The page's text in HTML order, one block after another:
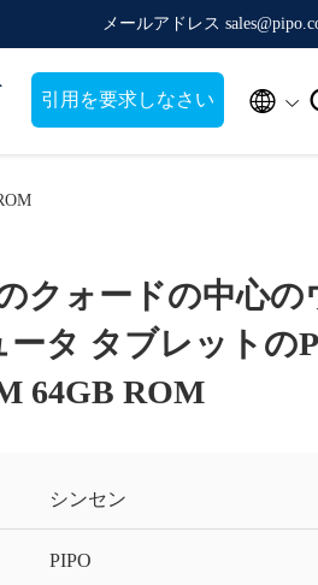
メールアドレス
引用を要求しなさい 
クォードの中心
ータ タブレットの
64GB ROM
シンセン
PIPO